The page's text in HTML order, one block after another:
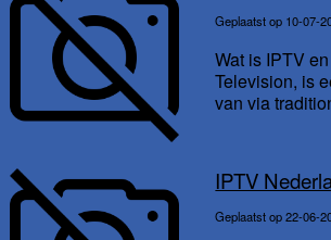
Geplaatst op 10-07-
Wat is IPTV
Television, is
van via
IPTV
Geplaatst op 22-06-